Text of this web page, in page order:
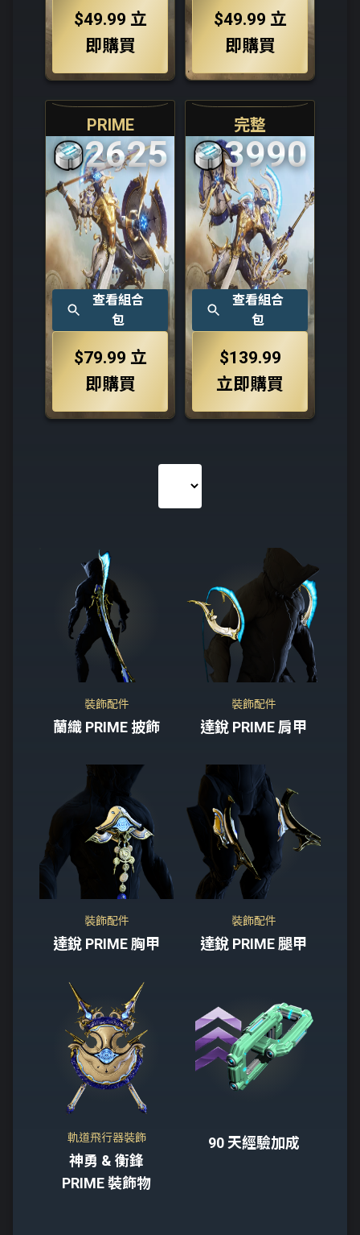
$49.99 立
即購買
$49.99 立
即購買
PRIME
2625
查看組合
包
$79.99 立
即購買
完整
3990
查看組合
包
$139.99
立即購買
裝飾配件
蘭織 PRIME 披飾
裝飾配件
達銳 PRIME 肩甲
裝飾配件
達銳 PRIME 胸甲
裝飾配件
達銳 PRIME 腿甲
軌道飛行器裝飾
神勇 & 衡鋒
PRIME 裝飾物
90 天經驗加成